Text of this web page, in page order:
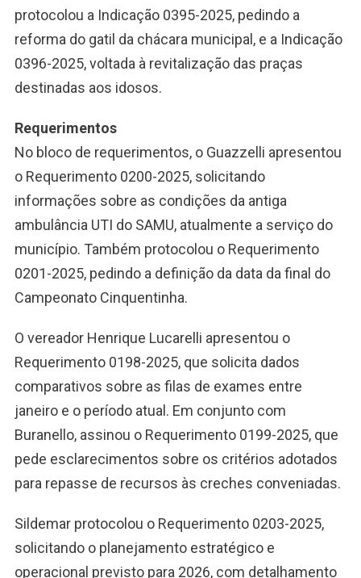
protocolou a Indicação 0395-2025, pedindo a
reforma do gatil da chácara municipal, e a Indicação
0396-2025, voltada à revitalização das praças
destinadas aos idosos.
Requerimentos
No bloco de requerimentos, o Guazzelli apresentou
o Requerimento 0200-2025, solicitando
informações sobre as condições da antiga
ambulância UTI do SAMU, atualmente a serviço do
município. Também protocolou o Requerimento
0201-2025, pedindo a definição da data da final do
Campeonato Cinquentinha.
O vereador Henrique Lucarelli apresentou o
Requerimento 0198-2025, que solicita dados
comparativos sobre as filas de exames entre
janeiro e o período atual. Em conjunto com
Buranello, assinou o Requerimento 0199-2025, que
pede esclarecimentos sobre os critérios adotados
para repasse de recursos às creches conveniadas.
Sildemar protocolou o Requerimento 0203-2025,
solicitando o planejamento estratégico e
operacional previsto para 2026, com detalhamento